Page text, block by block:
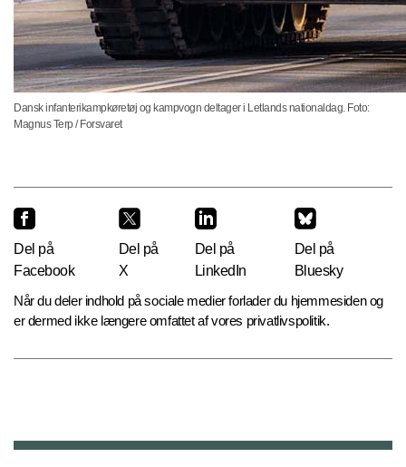
Dansk infanterikampkøretøj og kampvogn deltager i Letlands nationaldag. Foto:
Magnus Terp / Forsvaret
Del på
Facebook
Del på
X
Del på
LinkedIn
Del på
Bluesky
Når du deler indhold på sociale medier forlader du hjemmesiden og
er dermed ikke længere omfattet af vores privatlivspolitik.